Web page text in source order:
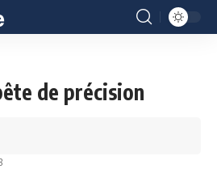
de précision